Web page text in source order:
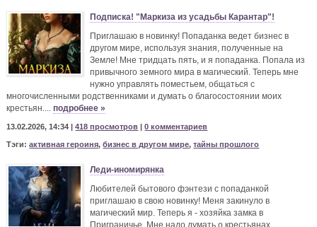
Подписка! "Маркиза из усадьбы Карантар"!
Приглашаю в новинку! Попаданка ведет бизнес в
другом мире, используя знания, полученные на
Земле! Мне тридцать пять, и я попаданка. Попала из
привычного земного мира в магический. Теперь мне
нужно управлять поместьем, общаться с
многочисленными родственниками и думать о благосостоянии моих
крестьян....подробнее »
13.02.2026, 14:34 |418 просмотров |0 комментариев
Тэги:активная героиня,бизнес в другом мире,тайны прошлого
Леди-иномирянка
Любителей бытового фэнтези с попаданкой
приглашаю в свою новинку! Меня закинуло в
магический мир. Теперь я - хозяйка замка в